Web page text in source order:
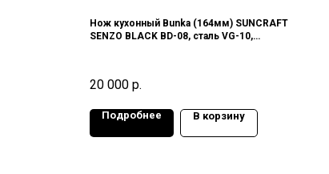
Нож кухонный Bunka (164мм) SUNCRAFT
SENZO BLACK BD-08, сталь VG-10,
20 000 р.
Подробнее В корзину